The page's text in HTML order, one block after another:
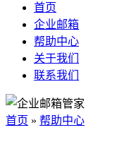
首页
企业邮箱
帮助中心
关于我们
联系我们
首页 » 帮助中心